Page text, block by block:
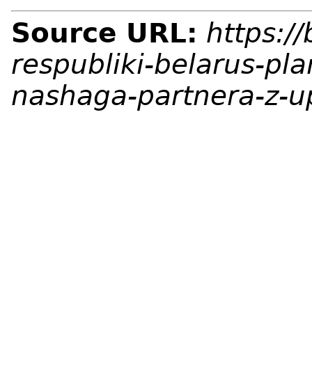
Source URL: https://
respubliki-belarus-
nashaga-partnera-z-